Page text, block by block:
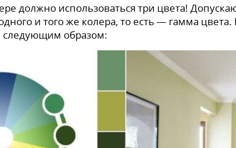
должно использоваться три цвета!
и того же колера, то есть — гамма
следующим образом: